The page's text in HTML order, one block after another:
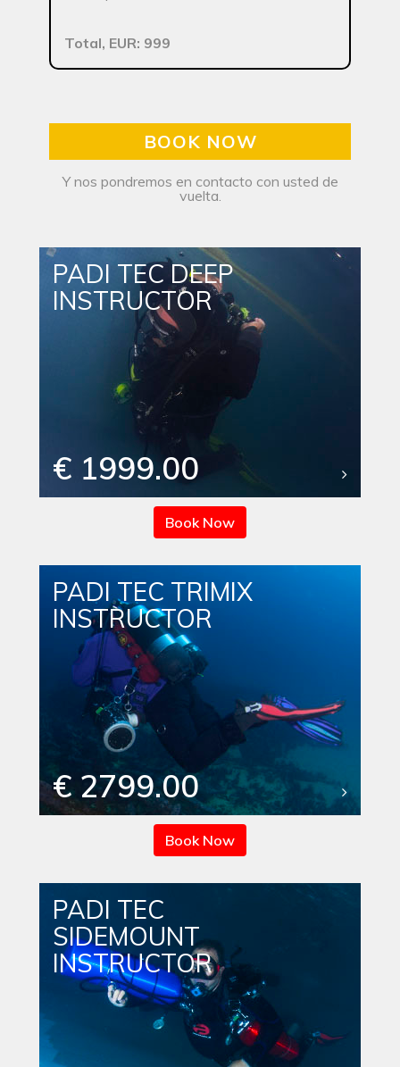
Total, EUR: 999
BOOK NOW
Y nos pondremos en contacto con usted de
vuelta.
PADI TEC DEEP
INSTRUCTOR
€ 1999.00
Book Now
PADI TEC TRIMIX
INSTRUCTOR
€ 2799.00
Book Now
PADI TEC
SIDEMOUNT
INSTRUCTOR